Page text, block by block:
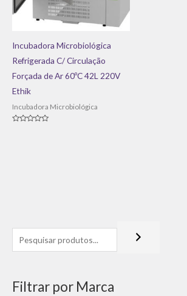
Filtrar por Marca
Incubadora Microbiológica
Refrigerada C/ Circulação
Forçada de Ar 60ºC 42L 220V
Ethik
Incubadora Microbiológica